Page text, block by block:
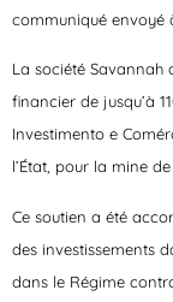
communiqué envoyé
La société Savannah
financier de jusqu’à
Investimento e
l’État, pour la mine
Ce soutien a été
des investissements
dans le Régime